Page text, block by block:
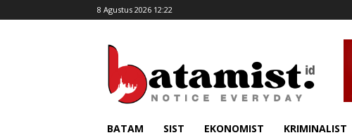
8 Agustus 2026 12:22
BATAM SIST EKONOMIST KRIMINALIST